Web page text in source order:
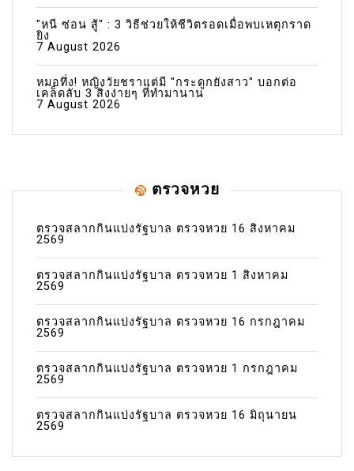
"หนี ซ่อน สู้" : 3 วิธีช่วยให้ชีวิตรอดเมื่อพบเหตุกราด
ยิง
7 August 2026
หมอทึ่ง! หญิงวัยชราแต่มี "กระดูกยังสาว" บอกต่อ
เคล็ดลับ 3 สิ่งง่ายๆ ที่ทำมานาน
7 August 2026
ตรวจหวย
ตรวจสลากกินแบ่งรัฐบาล ตรวจหวย 16 สิงหาคม
2569
ตรวจสลากกินแบ่งรัฐบาล ตรวจหวย 1 สิงหาคม
2569
ตรวจสลากกินแบ่งรัฐบาล ตรวจหวย 16 กรกฎาคม
2569
ตรวจสลากกินแบ่งรัฐบาล ตรวจหวย 1 กรกฎาคม
2569
ตรวจสลากกินแบ่งรัฐบาล ตรวจหวย 16 มิถุนายน
2569